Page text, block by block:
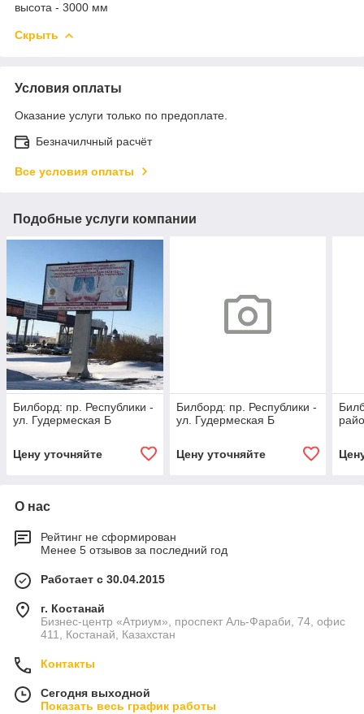
высота - 3000 мм
Скрыть
Условия оплаты
Оказание услуги только по предоплате.
Безначилчный расчёт
Все условия оплаты
Подобные услуги компании
Билборд: пр. Республики -
ул. Гудермеская Б
Цену уточняйте
Билборд: пр. Республики -
ул. Гудермеская Б
Цену уточняйте
О нас
Рейтинг не сформирован
Менее 5 отзывов за последний год
Работает с 30.04.2015
г. Костанай
Бизнес-центр «Атриум», проспект Аль-Фараби, 74, офис
411, Костанай, Казахстан
Контакты
Сегодня выходной
Показать весь график работы